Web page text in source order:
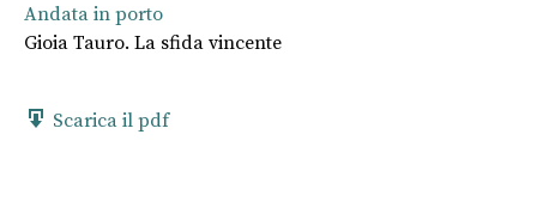
Andata in porto
Gioia Tauro. La sfida vincente
Scarica il pdf